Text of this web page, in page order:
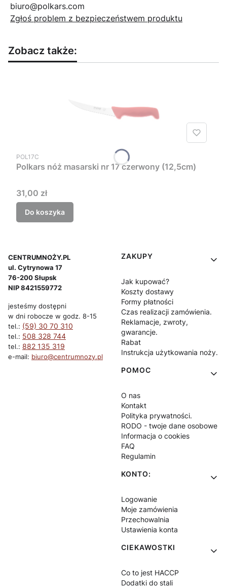
biuro@polkars.com
Zgłoś problem z bezpieczeństwem produktu
Zobacz także:
Kod produktu
POL17C
Polkars nóż masarski nr 17 czerwony (12,5cm)
Cena
31,00 zł
Do koszyka
CENTRUMNOŻY.PL
ul. Cytrynowa 17
76-200 Słupsk
NIP 8421559772
jesteśmy dostępni
w dni robocze w godz. 8-15
tel.: (59) 30 70 310
tel.: 508 328 744
tel.: 882 135 319
e-mail: biuro@centrumnozy.pl
Linki w stopce
ZAKUPY
Jak kupować?
Koszty dostawy
Formy płatności
Czas realizacji zamówienia.
Reklamacje, zwroty,
gwarancje.
Rabat
Instrukcja użytkowania noży.
POMOC
O nas
Kontakt
Polityka prywatności.
RODO - twoje dane osobowe
Informacja o cookies
FAQ
Regulamin
KONTO:
Logowanie
Moje zamówienia
Przechowalnia
Ustawienia konta
CIEKAWOSTKI
Co to jest HACCP
Dodatki do stali